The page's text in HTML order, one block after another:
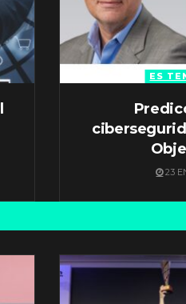
ES
23